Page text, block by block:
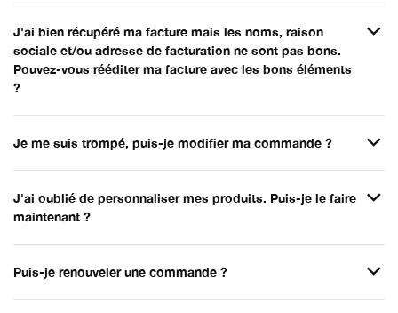
J'ai bien récupéré ma facture mais les noms, raison
sociale et/ou adresse de facturation ne sont pas bons.
Pouvez-vous rééditer ma facture avec les bons éléments
?
Je me suis trompé, puis-je modifier ma commande ?
J'ai oublié de personnaliser mes produits. Puis-je le faire
maintenant ?
Puis-je renouveler une commande ?